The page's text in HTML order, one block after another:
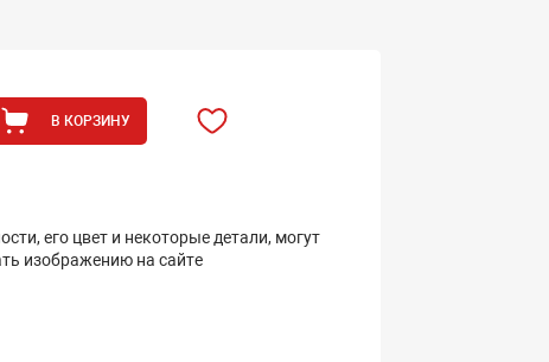
В КОРЗИНУ
его цвет и некоторые детали, могут
изображению на сайте